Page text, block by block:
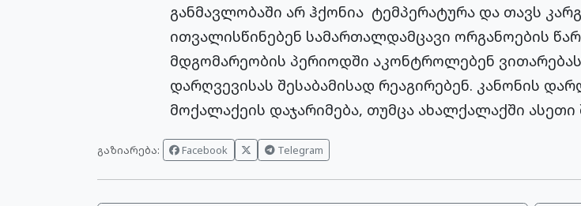
განმავლობაში არ ჰქონია ტემპერატურა და თავს
ითვალისწინებენ სამართალდამცავი ორგანოების
მდგომარეობის პერიოდში აკონტროლებენ
დარღვევისას შესაბამისად რეაგირებენ. კანონის
მოქალაქეის დაჯარიმება, თუმცა ახალქალაქში
გაზიარება: Facebook Telegram